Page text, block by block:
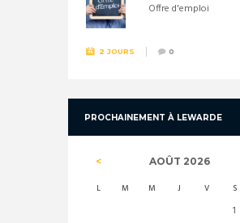
Offre d'emploi
2 JOURS 0
PROCHAINEMENT À LEWARDE
AOÛT 2026
L M M J V S
1